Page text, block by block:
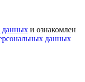
данных и ознакомлен
данных